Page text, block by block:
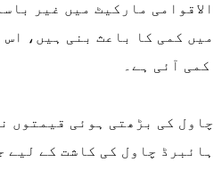
الاقوامی مارکیٹ میں غیر
میں کمی کا باعث بنی ہیں،
چاول کی بڑھتی ہوئی قیمتوں
ہائبرڈ چاول کی کاشت کے لیے